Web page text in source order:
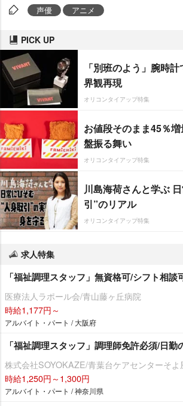
声優 アニメ
PICK UP
「別班のよう」腕時
界観再現
オリコンタイアップ特集
お値段そのまま45％
盤振る舞い
オリコンタイアップ特集
川島海荷さんと学ぶ
引”のリアル
オリコンタイアップ特集
求人特集
「福祉調理スタッフ」無資格可/シフト相談
医療法人ラポール会/青山藤ヶ丘病院
時給1,177円～
アルバイト・パート / 大阪府
「福祉調理スタッフ」調理師免許必須/日勤
株式会社SOYOKAZE/青葉台ケアセンターそよ
時給1,250円～1,300円
アルバイト・パート / 神奈川県